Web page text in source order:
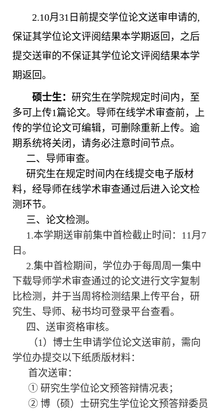
2.10月31日前提交学位论文送审申请的,
保证其学位论文评阅结果本学期返回，之后
提交送审的不保证其学位论文评阅结果本学
期返回。
硕士生： 研究生在学院规定时间内，至
多可上传1篇论文。导师在线学术审查前，上
传的学位论文可编辑，可删除重新上传。逾
期系统将关闭，请务必注意时间节点。
二、导师审查。
研究生在规定时间内在线提交电子版材
料，经导师在线学术审查通过后进入论文检
测环节。
三、论文检测。
1.本学期送审前集中首检截止时间：11月7
日。
2.集中首检期间，学位办于每周周一集中
下载导师学术审查通过的论文进行文字复制
比检测，并于当周将检测结果上传平台，研
究生、导师、秘书均可登录平台查看。
四、送审资格审核。
（1）博士生申请学位论文送审前，需向
学位办提交以下纸质版材料：
首次送审：
① 研究生学位论文预答辩情况表；
② 博（硕）士研究生学位论文预答辩委员